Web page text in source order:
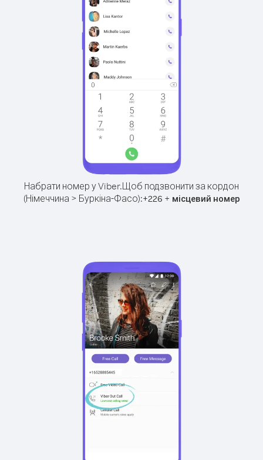
Набрати номер у Viber.Щоб подзвонити за кордон
(Німеччина > Буркіна-Фасо):+226 + місцевий номер